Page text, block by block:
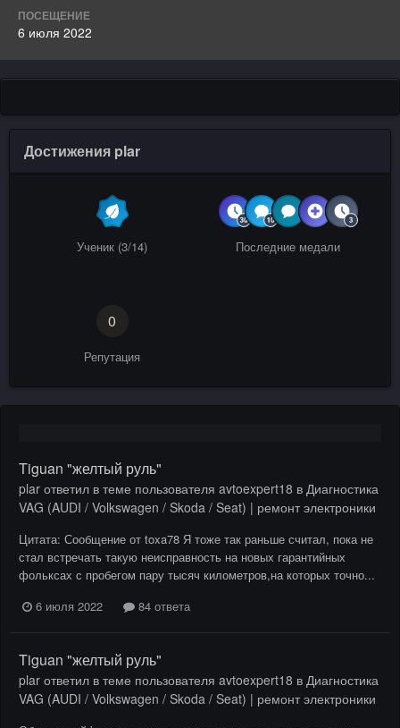
ПОСЕЩЕНИЕ
6 июля 2022
Достижения plar
Ученик (3/14) Последние медали
0
Репутация
Tiguan "желтый руль"
plar ответил в теме пользователя avtoexpert18 в Диагностика
VAG (AUDI / Volkswagen / Skoda / Seat) | ремонт электроники
Цитата: Сообщение от toxa78 Я тоже так раньше считал, пока не
стал встречать такую неисправность на новых гарантийных
фольксах с пробегом пару тысяч километров,на которых точно...
6 июля 2022
84 ответа
Tiguan "желтый руль"
plar ответил в теме пользователя avtoexpert18 в Диагностика
VAG (AUDI / Volkswagen / Skoda / Seat) | ремонт электроники